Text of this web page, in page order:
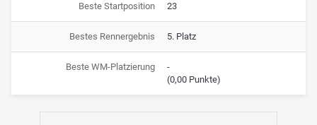
Beste Startposition 23
Bestes Rennergebnis 5. Platz
Beste WM-Platzierung
-
(0,00 Punkte)